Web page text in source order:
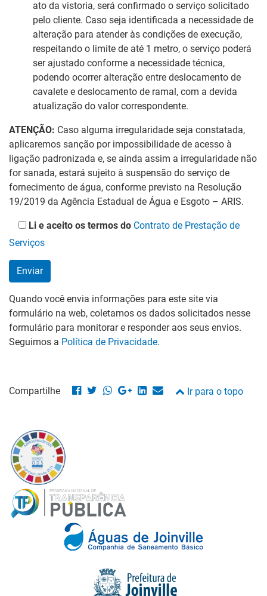
ato da vistoria, será confirmado o serviço solicitado
pelo cliente. Caso seja identificada a necessidade de
alteração para atender às condições de execução,
respeitando o limite de até 1 metro, o serviço poderá
ser ajustado conforme a necessidade técnica,
podendo ocorrer alteração entre deslocamento de
cavalete e deslocamento de ramal, com a devida
atualização do valor correspondente.
ATENÇÃO: Caso alguma irregularidade seja constatada,
aplicaremos sanção por impossibilidade de acesso à
ligação padronizada e, se ainda assim a irregularidade não
for sanada, estará sujeito à suspensão do serviço de
fornecimento de água, conforme previsto na Resolução
19/2019 da Agência Estadual de Água e Esgoto – ARIS.
Li e aceito os termos do Contrato de Prestação de
Serviços
Quando você envia informações para este site via
formulário na web, coletamos os dados solicitados nesse
formulário para monitorar e responder aos seus envios.
Seguimos a Política de Privacidade.
Compartilhe Ir para o topo